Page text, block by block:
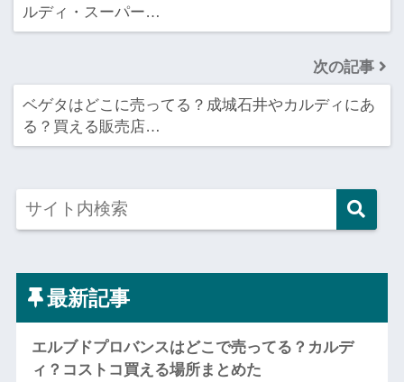
ルディ・スーパー…
次の記事
ベゲタはどこに売ってる？成城石井やカルディにあ
る？買える販売店…
最新記事
エルブドプロバンスはどこで売ってる？カルデ
ィ？コストコ買える場所まとめた